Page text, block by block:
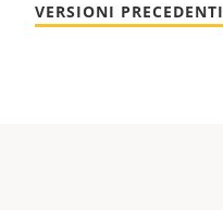
VERSIONI PRECEDENTI